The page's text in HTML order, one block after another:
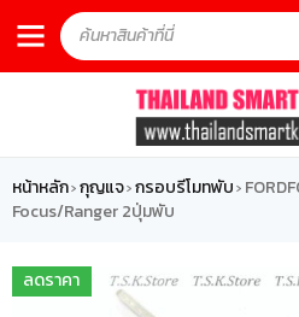
หน้าหลัก›กุญแจ›กรอบรีโมทพับ›
Focus/Ranger 2ปุ่มพับ
ลดราคา